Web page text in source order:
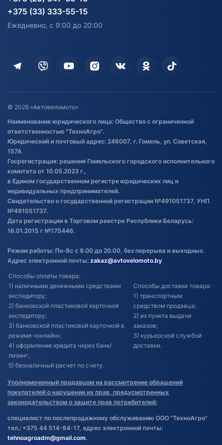
согласия на обработку
Дополнительные услуги
Оставить отзыв
Договор публичной оферты
Обработка файлов cookie
Постановка транспорта на учет
Обновления в ЭПТС 2024
Электротранспорт
Электротранспорт
+375 (33) 333-55-15
Ежедневно, с 9:00 до 20:00
© 2026 «Автовеломото»
Наименование юридического лица: Общество с ограниченной
ответственностью "ТехноАгро".
Юридический и почтовый адрес: 246007, г. Гомель, ул. Советская,
157А
Госрегистрация: решения Гомельского городского исполнительного
комитета от 10.05.2023 г.,
в Едином государственном регистре юридических лиц и
индивидуальных предпринимателей.
Свидетельство о государственной регистрации №491051737, УНП
№491051737.
Дата регистрации в Торговом реестре Республики Беларусь:
16.01.2015 г №175446.
Режим работы: Пн-Вс с 9.00 до 20.00, без перерыва и выходных.
Адрес электронной почты: zakaz@avtovelomoto.by
Способы оплаты товара:
1) наличными денежными средствами
экспедитору;
2) банковской пластиковой карточкой
экспедитору;
3) банковской пластиковой карточкой в
режиме «онлайн»;
4) оформление кредита через банк/
лизинг;
5) безналичный расчет по счету.
Способы доставки товара:
1) транспортным
средством продавца;
2) из пункта выдачи
заказов;
3) курьерской службой
доставки.
Уполномоченный продавцом на рассмотрение обращений
покупателей о нарушении их прав, предусмотренных
законодательством о защите прав потребителей:
специалист по послепродажному обслуживанию ООО "ТехноАгро"
тел.: +375 44 514-84-17, адрес электронной почты:
tehnoagroadm@gmail.com.